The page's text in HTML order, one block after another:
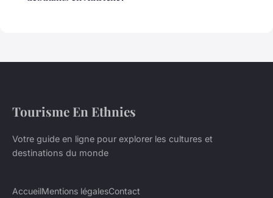
Tourisme En Ethnies
Votre guide en ligne pour explorer les cultures et
destinations du monde
AccueilMentions légalesContact